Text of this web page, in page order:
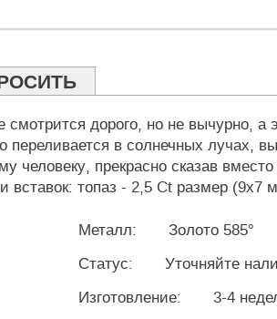
дорого, но не вычурно, а
в солнечных лучах,
человеку, прекрасно сказав
вставок: топаз - 2,5 Ct размер (9х7
Металл:
Золото 585°
Статус:
Уточняйте
Изготовление:
3-4